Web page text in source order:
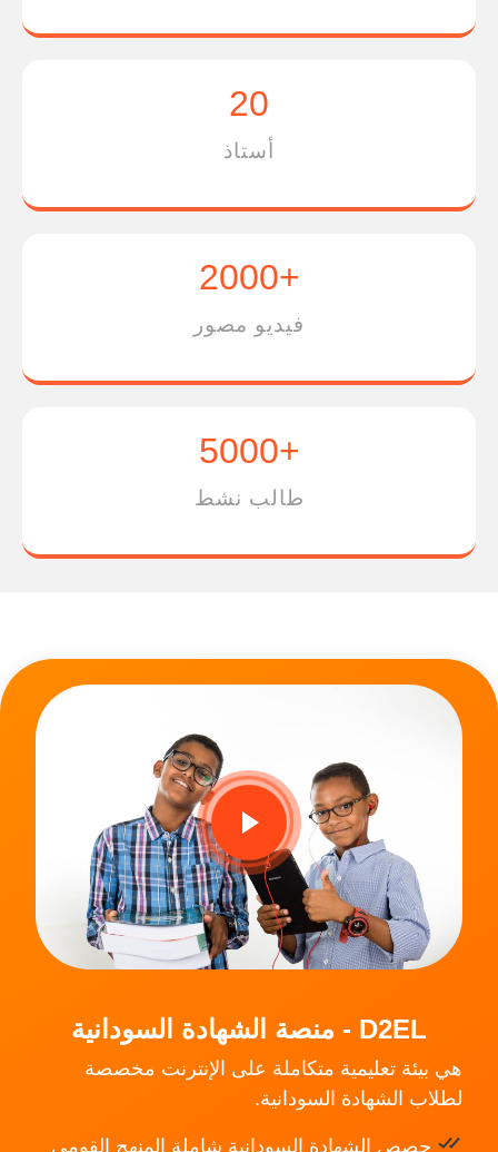
20
أستاذ
+2000
فيديو مصور
+5000
طالب نشط
D2EL - منصة الشهادة السودانية
هي بيئة تعليمية متكاملة على الإنترنت مخصصة
لطلاب الشهادة السودانية.
حصص الشهادة السودانية شاملة المنهج القومي